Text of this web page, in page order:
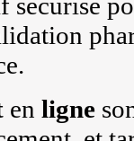
en ligne